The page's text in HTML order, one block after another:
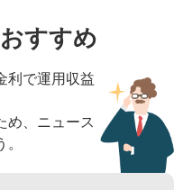
すすめ
利で運用収益
め、ニュース